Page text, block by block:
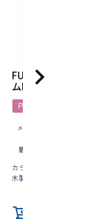
FUJICOLOR デジフ
ムD4 A4 ホワイト
PET
メーカー希望小売価格
販売価格
カラーは印象さわやかな白!
木製フレーム